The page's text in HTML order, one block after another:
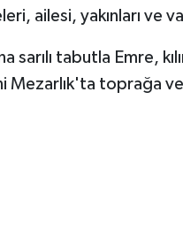
ailesi, yakınları ve
sarılı tabutla Emre,
Mezarlık'ta toprağa